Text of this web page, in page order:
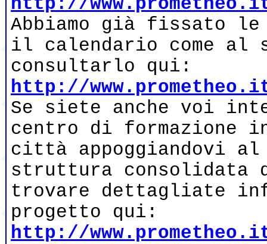
Abbiamo già fissato
il calendario come al
consultarlo qui:
http://
Se siete anche voi
centro di formazione
città appoggiandovi al
struttura consolidata
trovare dettagliate
progetto qui:
http://